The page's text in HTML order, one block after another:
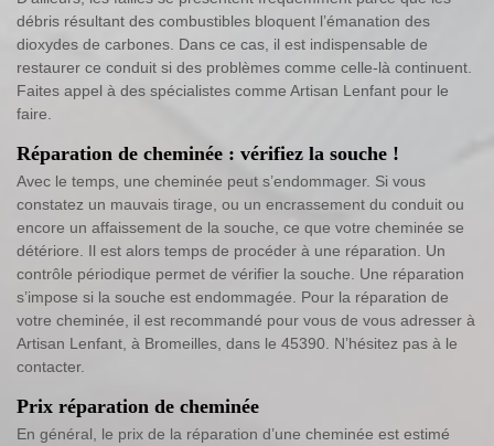
débris résultant des combustibles bloquent l’émanation des
dioxydes de carbones. Dans ce cas, il est indispensable de
restaurer ce conduit si des problèmes comme celle-là continuent.
Faites appel à des spécialistes comme Artisan Lenfant pour le
faire.
Réparation de cheminée : vérifiez la souche !
Avec le temps, une cheminée peut s’endommager. Si vous
constatez un mauvais tirage, ou un encrassement du conduit ou
encore un affaissement de la souche, ce que votre cheminée se
détériore. Il est alors temps de procéder à une réparation. Un
contrôle périodique permet de vérifier la souche. Une réparation
s’impose si la souche est endommagée. Pour la réparation de
votre cheminée, il est recommandé pour vous de vous adresser à
Artisan Lenfant, à Bromeilles, dans le 45390. N’hésitez pas à le
contacter.
Prix réparation de cheminée
En général, le prix de la réparation d’une cheminée est estimé